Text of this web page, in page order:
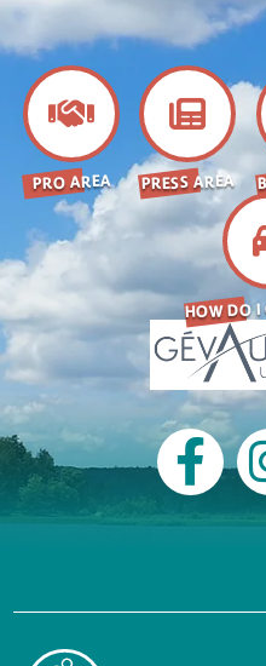
PRO AREA PRESS AREA
HOW DO I